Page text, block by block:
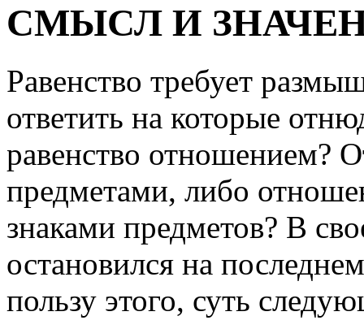
СМЫСЛ И
Равенство требует
ответить на которые
равенство отношением?
предметами, либо
знаками предметов? В
остановился на
пользу этого, суть